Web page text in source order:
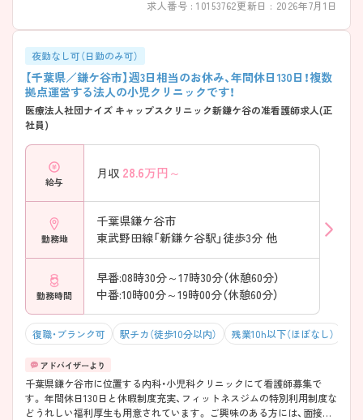
求人番号 : 10153762更新日 : 2026年7月1日
夜勤なし可（日勤のみ可）
【千葉県／鎌ケ谷市】週3日相当のお休み、年間休日130日！複数
拠点運営する法人の小児クリニックです！
医療法人社団ナイズ キャップスクリニック新鎌ケ谷の准看護師求人(正
社員)
給与
月収 28.6万円～
勤務地
千葉県鎌ケ谷市
東武野田線「新鎌ケ谷駅」徒歩3分 他
勤務時間
早番:08時30分～17時30分（休憩60分）
中番:10時00分～19時00分（休憩60分）
復職・ブランク可 駅チカ（徒歩10分以内） 残業10h以下（ほぼなし）
千葉県鎌ケ谷市に位置する内科・小児科クリニックにて看護師募集で
す。 年間休日130日と休暇制度充実、フィットネスジムの特別利用制度な
どうれしい福利厚生も用意されています。 ご興味のある方には、面接対